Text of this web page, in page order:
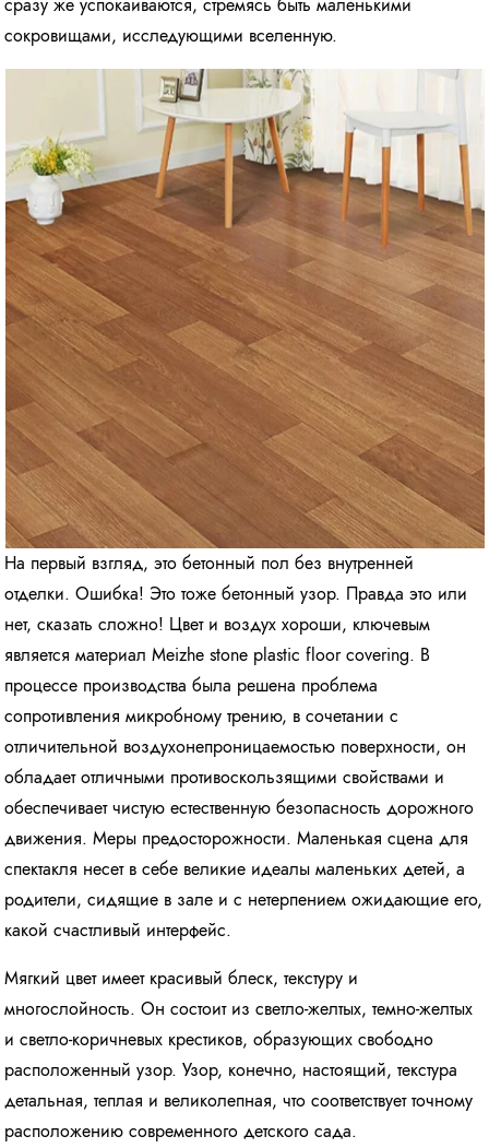
сокровищами, исследующими вселенную.
На первый взгляд, это бетонный пол без внутренней
отделки. Ошибка! Это тоже бетонный узор. Правда это или
нет, сказать сложно! Цвет и воздух хороши, ключевым
является материал Meizhe stone plastic floor covering. В
процессе производства была решена проблема
сопротивления микробному трению, в сочетании с
отличительной воздухонепроницаемостью поверхности, он
обладает отличными противоскользящими свойствами и
обеспечивает чистую естественную безопасность дорожного
движения. Меры предосторожности. Маленькая сцена для
спектакля несет в себе великие идеалы маленьких детей, а
родители, сидящие в зале и с нетерпением ожидающие его,
какой счастливый интерфейс.
Мягкий цвет имеет красивый блеск, текстуру и
многослойность. Он состоит из светло-желтых, темно-желтых
и светло-коричневых крестиков, образующих свободно
расположенный узор. Узор, конечно, настоящий, текстура
детальная, теплая и великолепная, что соответствует точному
расположению современного детского сада.